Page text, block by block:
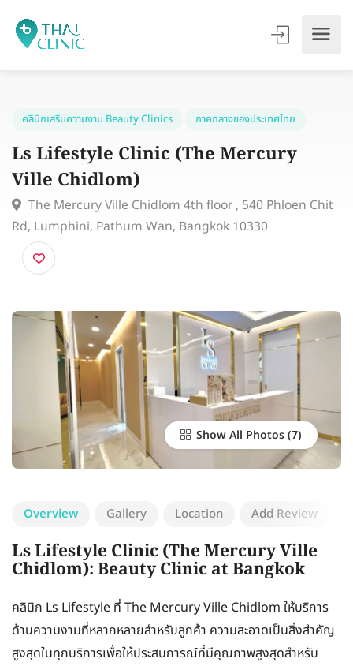
คลินิกเสริมความงาม Beauty Clinics
Ls Lifestyle Clinic (The Mercury
Ville Chidlom)
The Mercury Ville Chidlom 4th floor , 540 Phloen
Rd, Lumphini, Pathum Wan, Bangkok 10330
Show All Photos
Overview Gallery Location Add Review
Ls Lifestyle Clinic (The Mercury Ville
Chidlom): Beauty Clinic at Bangkok
คลินิก Ls Lifestyle ที่ The Mercury Ville Chidlom ให้บริการ
ด้านความงามที่หลากหลายสำหรับลูกค้า ความสะอาดเป็นสิ่งสำคัญ
สูงสุดในทุกบริการเพื่อให้ประสบการณ์ที่มีคุณภาพสูงสุดสำหรับ